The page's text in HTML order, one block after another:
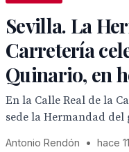
Sevilla. La
Carretería
Quinario, en
En la Calle Real de la
sede la Hermandad del
Antonio Rendón • hace